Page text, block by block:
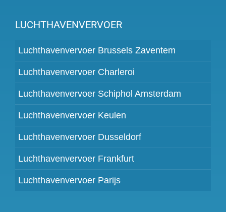
LUCHTHAVENVERVOER
Luchthavenvervoer Brussels Zaventem
Luchthavenvervoer Charleroi
Luchthavenvervoer Schiphol Amsterdam
Luchthavenvervoer Keulen
Luchthavenvervoer Dusseldorf
Luchthavenvervoer Frankfurt
Luchthavenvervoer Parijs